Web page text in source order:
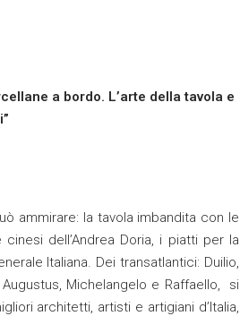
a bordo. L’arte della tavola e
ammirare: la tavola imbandita con le
dell’Andrea Doria, i piatti per la
Italiana. Dei transatlantici: Duilio,
Michelangelo e Raffaello, si
architetti, artisti e artigiani d’Italia,